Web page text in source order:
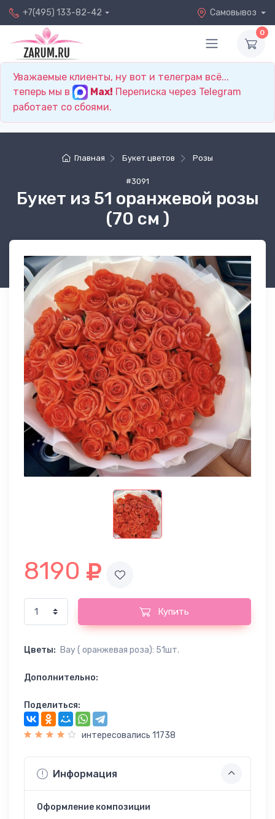
+7(495) 133-82-42 Самовывоз
0
Уважаемые клиенты, ну вот и телеграм всё...
теперь мы в
Max! Переписка через Telegram
работает со сбоями.
Главная Букет цветов Розы
#3091
Букет из 51 оранжевой розы
(70 см )
8190
Купить
Цветы: Вау ( оранжевая роза): 51шт.
Дополнительно:
Поделиться:
интересовались 11738
Информация
Оформление композиции